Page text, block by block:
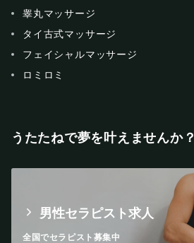
睾丸マッサージ
タイ古式マッサージ
フェイシャルマッサージ
ロミロミ
うたたねで夢を叶えませんか？
男性セラピスト求人
全国でセラピスト募集中